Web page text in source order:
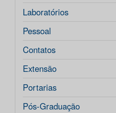
Laboratórios
Pessoal
Contatos
Extensão
Portarias
Pós-Graduação